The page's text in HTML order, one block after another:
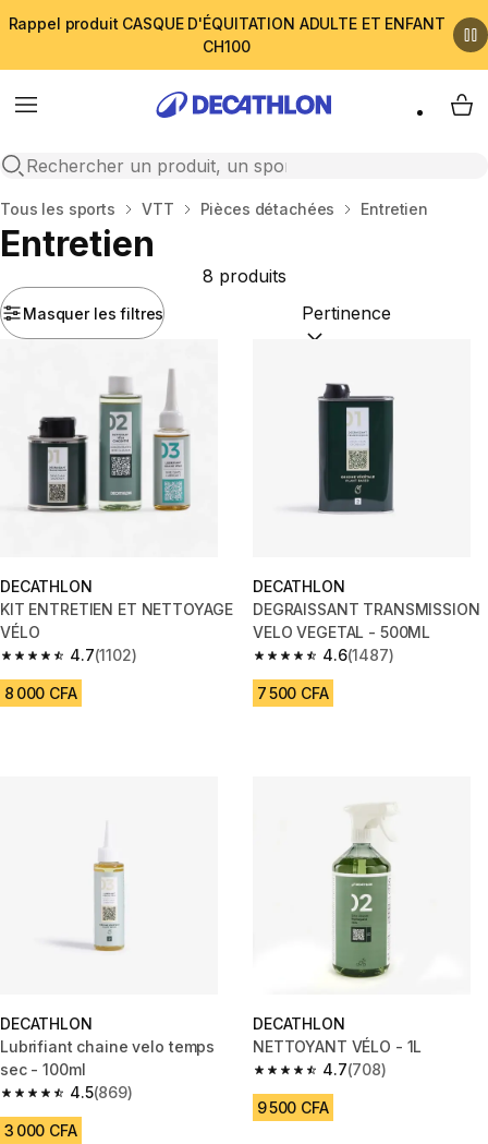
Rappel produit CASQUE D'ÉQUITATION ADULTE ET ENFANT
CH100
Menu
Open search
My
Accueil
Tous les sports VTT Pièces détachées Entretien
Entretien
Masquer les filtres
8 produits
Trier par :(optional)
DECATHLON
KIT ENTRETIEN ET NETTOYAGE
VÉLO
4.7
4.7 out of 5 stars from 1102 reviews
(1102)
8 000 CFA
DECATHLON
DEGRAISSANT TRANSMISSION
VELO VEGETAL - 500ML
4.6
4.6 out of 5 stars from 1487
(1487)
7 500 CFA
DECATHLON
Lubrifiant chaine velo temps
sec - 100ml
4.5
4.5 out of 5 stars from 869 reviews
(869)
3 000 CFA
DECATHLON
NETTOYANT VÉLO - 1L
4.7
4.7 out of 5 stars from 708
(708)
9 500 CFA